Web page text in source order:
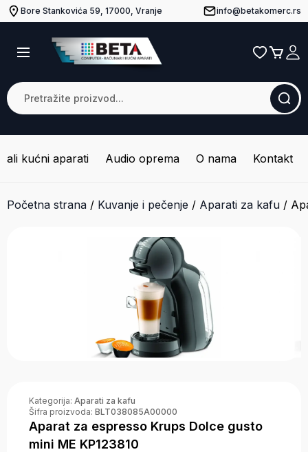
Bore Stankovića 59, 17000, Vranje info@betakomerc.rs
kućni aparati Audio oprema O nama Kontakt
Početna strana / Kuvanje i pečenje / Aparati za kafu /
Kategorija: Aparati za kafu
Šifra proizvoda: BLT038085A00000
Aparat za espresso Krups Dolce gusto
mini ME KP123810